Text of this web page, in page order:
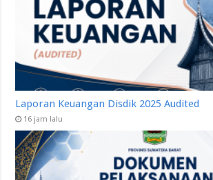
Laporan Keuangan Disdik 2025 Audited
16 jam lalu